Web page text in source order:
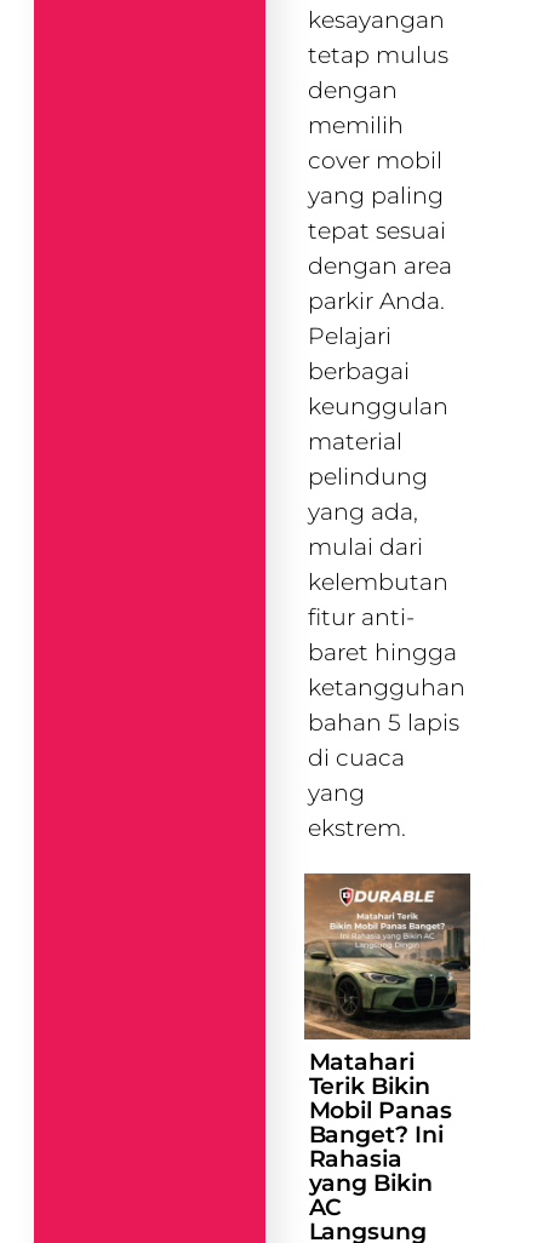
kesayangan
tetap mulus
dengan
memilih
cover mobil
yang paling
tepat sesuai
dengan area
parkir Anda.
Pelajari
berbagai
keunggulan
material
pelindung
yang ada,
mulai dari
kelembutan
fitur anti-
baret hingga
ketangguhan
bahan 5 lapis
di cuaca
yang
ekstrem.
Matahari
Terik Bikin
Mobil Panas
Banget? Ini
Rahasia
yang Bikin
AC
Langsung